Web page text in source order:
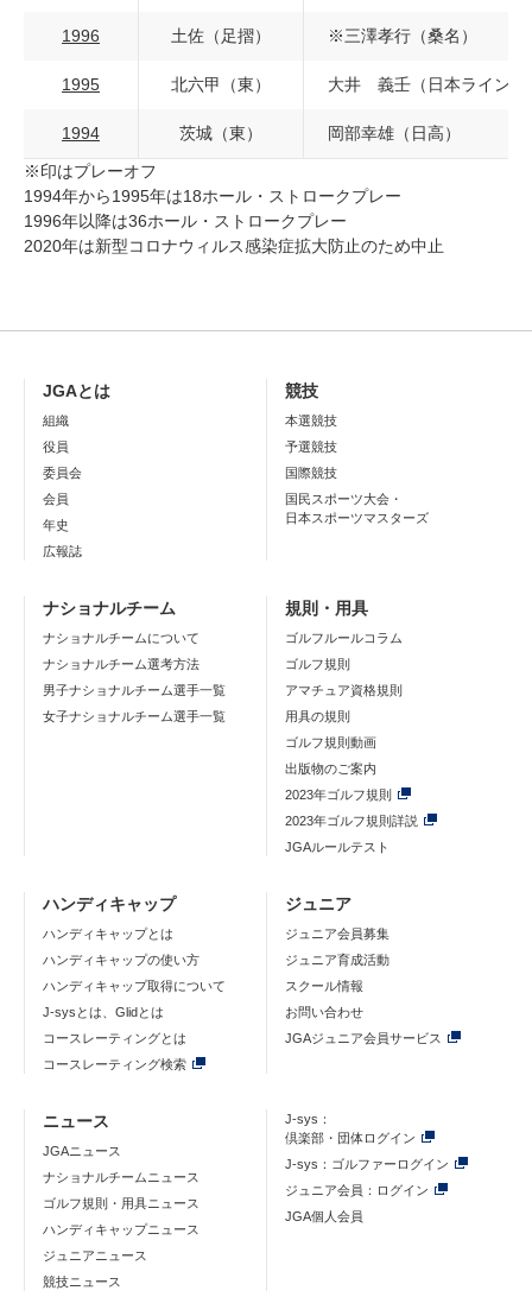
1996 土佐（足摺） ※三澤孝行（桑名）
1995 北六甲（東） 大井 義壬（日本ライン）
1994 茨城（東）
岡部幸雄（日高）
※印はプレーオフ
1994年から1995年は18ホール・ストロークプレー
1996年以降は36ホール・ストロークプレー
2020年は新型コロナウィルス感染症拡大防止のため中止
JGAとは
組織
役員
委員会
会員
年史
広報誌
競技
本選競技
予選競技
国際競技
国民スポーツ大会・
日本スポーツマスターズ
ナショナルチーム
ナショナルチームについて
ナショナルチーム選考方法
男子ナショナルチーム選手一覧
女子ナショナルチーム選手一覧
規則・用具
ゴルフルールコラム
ゴルフ規則
アマチュア資格規則
用具の規則
ゴルフ規則動画
出版物のご案内
2023年ゴルフ規則
2023年ゴルフ規則詳説
JGAルールテスト
ハンディキャップ
ハンディキャップとは
ハンディキャップの使い方
ハンディキャップ取得について
J-sysとは、Glidとは
コースレーティングとは
コースレーティング検索
ジュニア
ジュニア会員募集
ジュニア育成活動
スクール情報
お問い合わせ
JGAジュニア会員サービス
ニュース
JGAニュース
ナショナルチームニュース
ゴルフ規則・用具ニュース
ハンディキャップニュース
ジュニアニュース
競技ニュース
J-sys：
倶楽部・団体ログイン
J-sys：ゴルファーログイン
ジュニア会員：ログイン
JGA個人会員